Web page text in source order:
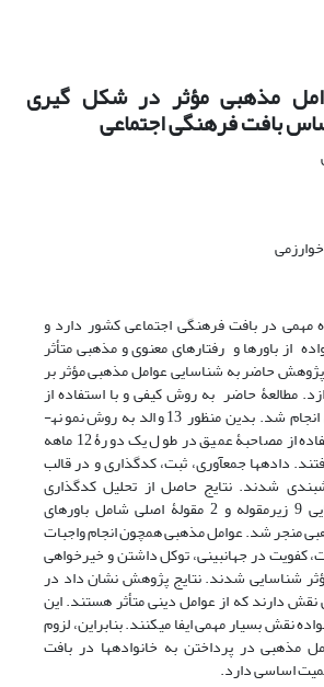
مذهبی مؤثر در شکل گیری
بافت فرهنگی اجتماعی
مهمی در بافت فرهنگی اجتماعی کشور دارد و
از باورها و رفتارهای معنوی و مذهبی متأثر
حاضر به شناسایی عوامل مذهبی مؤثر بر
مطالعۀ حاضر به روش کیفی و با استفاده از
روش پدیدارشناسی انجام شد. بدین منظور 13 والد به روش نمونه­
گیری نظری و با استفاده از مصاحبۀ عمیق در طول یک دورۀ 12 ماهه
داده­ها جمع­آوری، ثبت، کدگذاری و در قالب
شدند. نتایج حاصل از تحلیل کدگذاری
مصاحبه­ها به شناسایی 9 زیرمقوله و 2 مقولۀ اصلی شامل باورهای
منجر شد. عوامل مذهبی همچون انجام واجبات
کفویت در جهان­بینی، توکل داشتن و خیرخواهی
شناسایی شدند. نتایج پژوهش نشان داد در
نقش دارند که از عوامل دینی متأثر هستند. این
نقش بسیار مهمی ایفا می­کنند. بنابراین، لزوم
مذهبی در پرداختن به خانواده­ها در بافت
اساسی دارد.